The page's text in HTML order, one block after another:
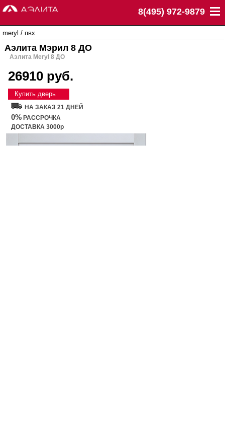
8(495) 972-9879
meryl / пвх
Аэлита Мэрил 8 ДО
Аэлита Meryl 8 ДО
26910 руб.
Купить дверь
НА ЗАКАЗ 21 ДНЕЙ
0% РАССРОЧКА
ДОСТАВКА 3000р